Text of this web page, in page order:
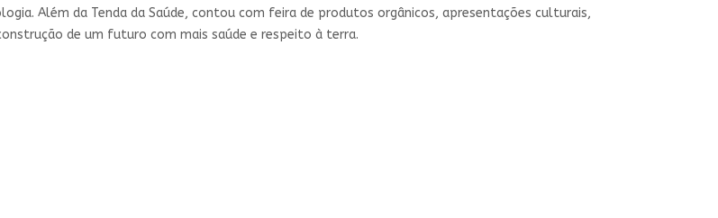
Além da Tenda da Saúde, contou com feira de produtos orgânicos, apresentações culturais,
de um futuro com mais saúde e respeito à terra.